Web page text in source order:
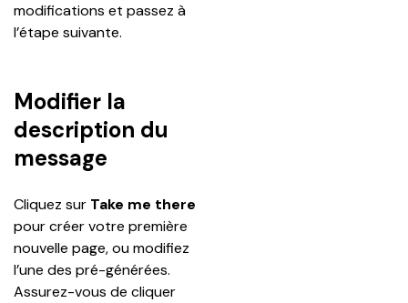
modifications et passez à
l’étape suivante.
Modifier la
description du
message
Cliquez sur Take me there
pour créer votre première
nouvelle page, ou modifiez
l’une des pré-générées.
Assurez-vous de cliquer